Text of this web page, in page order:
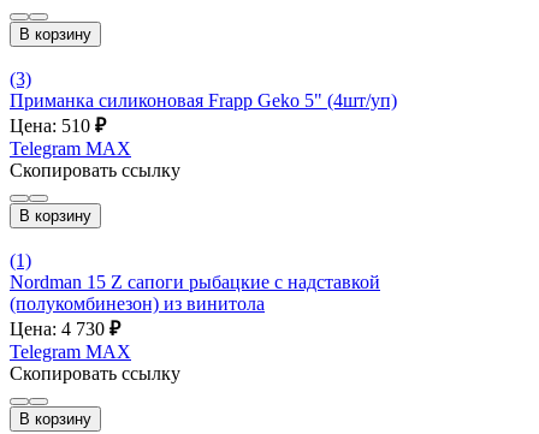
В корзину
(3)
Приманка силиконовая Frapp Geko 5" (4шт/уп)
Цена: 510 ₽
Telegram MAX
Скопировать ссылку
В корзину
(1)
Nordman 15 Z сапоги рыбацкие c надставкой
(полукомбинезон) из винитола
Цена: 4 730 ₽
Telegram MAX
Скопировать ссылку
В корзину